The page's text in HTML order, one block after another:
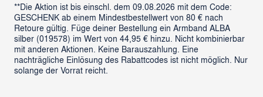
**Die Aktion ist bis einschl. dem 09.08.2026 mit dem Code:
GESCHENK ab einem Mindestbestellwert von 80 € nach
Retoure gültig. Füge deiner Bestellung ein Armband ALBA
silber (019578) im Wert von 44,95 € hinzu. Nicht kombinierbar
mit anderen Aktionen. Keine Barauszahlung. Eine
nachträgliche Einlösung des Rabattcodes ist nicht möglich. Nur
solange der Vorrat reicht.